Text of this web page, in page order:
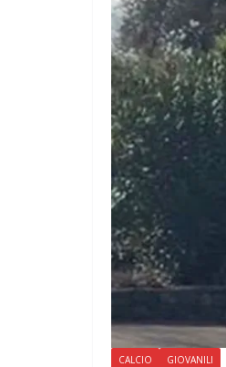
CALCIO GIOVANILI